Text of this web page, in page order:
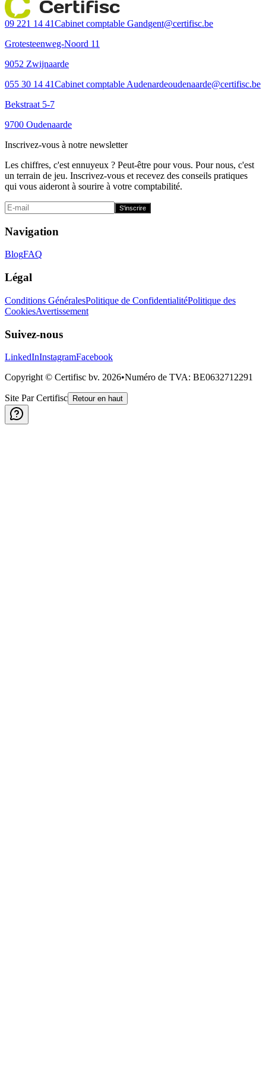
Certifisc
09 221 14 41Cabinet comptable Gandgent@certifisc.be
Grotesteenweg-Noord 11
9052 Zwijnaarde
055 30 14 41Cabinet comptable Audenardeoudenaarde@certifisc.be
Bekstraat 5-7
9700 Oudenaarde
Inscrivez-vous à notre newsletter
Les chiffres, c'est ennuyeux ? Peut-être pour vous. Pour nous, c'est
un terrain de jeu. Inscrivez-vous et recevez des conseils pratiques
qui vous aideront à sourire à votre comptabilité.
S'inscrire
Navigation
BlogFAQ
Légal
Conditions GénéralesPolitique de ConfidentialitéPolitique des
CookiesAvertissement
Suivez-nous
LinkedInInstagramFacebook
Copyright © Certifisc bv. 2026•Numéro de TVA: BE0632712291
Site Par Certifisc Retour en haut